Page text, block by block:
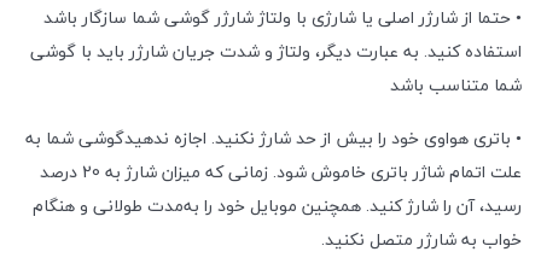
• حتما از شارژر اصلی یا شارژی با ولتاژ شارژر گوشی شما سازگار باشد
استفاده کنید. به عبارت دیگر، ولتاژ و شدت جریان شارژر باید با گوشی
شما متناسب باشد
• باتری هواوی خود را بیش از حد شارژ نکنید. اجازه ندهیدگوشی شما به
علت اتمام شاژر باتری خاموش شود. زمانی که میزان شارژ به 20 درصد
رسید، آن را شارژ کنید. همچنین موبایل خود را به‌مدت طولانی و هنگام
خواب به شارژر متصل نکنید.